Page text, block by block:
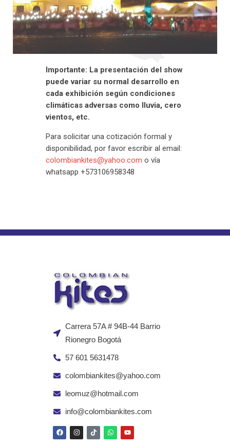
Importante: La presentación del show
puede variar su normal desarrollo en
cada exhibición según condiciones
climáticas adversas como lluvia, cero
vientos, etc.
Para solicitar una cotización formal y
disponibilidad, por favor escribir al email:
colombiankites@yahoo.com o vía
whatsapp +573106958348
Carrera 57A # 94B-44 Barrio
Rionegro Bogotá
57 601 5631478
colombiankites@yahoo.com
leomuz@hotmail.com
info@colombiankites.com